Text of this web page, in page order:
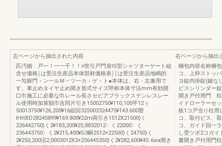
左ページから抽出された内容
匹汚婚．戸一！一一千！！≡世引戸門扉lS型シャツターゲート組
含せ価格￨は受注生産品本体部材価格表￨￨は受注生産品地嶋的
一匁膨門︲ン一ルＭ︶ツ一カ︲ゲ︲ト●本体は、右・左兼用で
す。車止めタイヤ止め開き形式サイズ呼称本体寸法mm有効開
口巾施工に必要な巾レール長さセピアブラックステンレスレー
ル使用時加算額巾吉同片引き15002750¥110,100平12ぅ
50013750¥126,200¥16組回325002324475¥143.600塑
lHttBD28245899¥169.800¥22m両引き1512X21500)く
226442750)く2¥183,200¥25,8832012〉く22000〉く
236443750〉く2¥215,400¥G3嗣2512×22500)く24750)く
2¥250,200沼2,0003012X2×256445350)く2¥282,600¥4S.6aa開き
右ページから抽出
梱包内容名称梱
コ、上枠ストッ
ヨ錠内掛錠(鍵な
ビスシリンダー
開き戸付用門 柱
イドローラーセ
板1コ戸当り柱用
コ、取付ビス、
コ、ガイド回一
し受ツボ2コガ
書開き戸付用門